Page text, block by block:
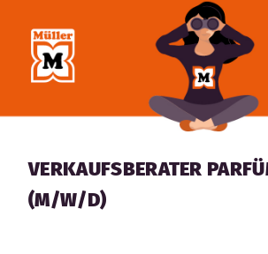
VERKAUFSBERATER
(M/W/D)